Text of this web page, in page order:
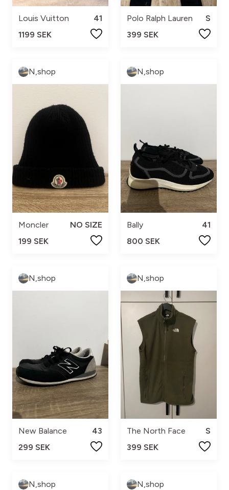
Louis Vuitton
41
1199 SEK
Polo Ralph Lauren
S
399 SEK
N,shop
Moncler
NO SIZE
199 SEK
N,shop
Bally
41
800 SEK
N,shop
New Balance
43
299 SEK
N,shop
The North Face
S
399 SEK
N,shop N,shop